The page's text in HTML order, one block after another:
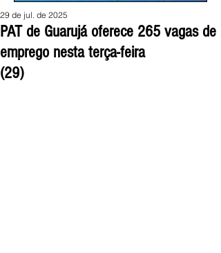
PAT de Guarujá oferece 265 vagas de
emprego nesta terça-feira
(29)
29 de jul. de 2025